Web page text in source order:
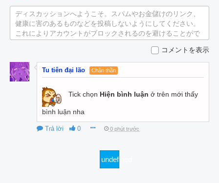
ディスカッションへようこそ。スパムやお金儲けのリンク、
健康に害のあるものなどを投稿しないようにしてください。
これによりアカウントがブロックされるのを避けることがで
コメントを表示
Tu tiên đại lão Chân thần
Tick chọn Hiện bình luận ở trên mới thấy
bình luận nha
Trả lời 0 0 phút trước
undefined